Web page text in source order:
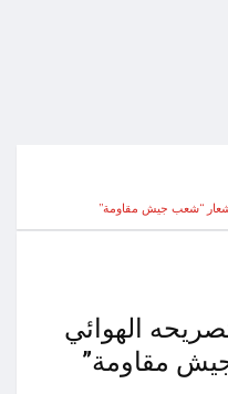
“شعب جيش مقاومة”
الهوائي
مقاومة”